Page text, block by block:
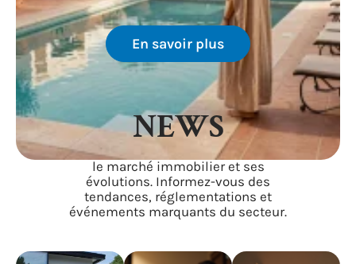
En savoir plus
NEWS
Retrouvez les actualités récentes sur
le marché immobilier et ses
évolutions. Informez-vous des
tendances, réglementations et
événements marquants du secteur.